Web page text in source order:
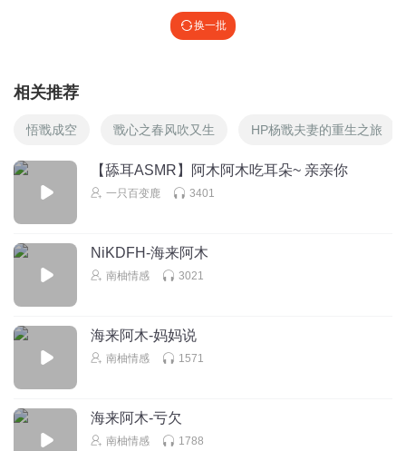
换一批
相关推荐
悟戬成空 戬心之春风吹又生 HP杨戬夫妻的重生之旅
【舔耳ASMR】阿木阿木吃耳朵~ 亲亲你
一只百变鹿 3401
NiKDFH-海来阿木
南柚情感 3021
海来阿木-妈妈说
南柚情感 1571
海来阿木-亏欠
南柚情感 1788